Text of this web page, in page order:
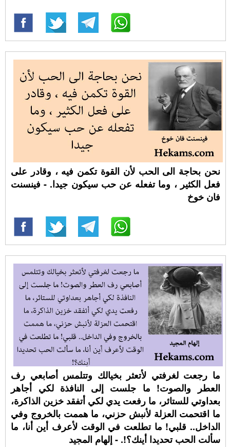
نحن بحاجة الى الحب لأن القوة تكمن فيه ، وقادر على
فعل الكثير ، وما تفعله عن حب سيكون جيدا. - فينسنت
فان خوخ
ما رجعت لغرفتي لأتعثر بخيالك وتتلمس أصابعي رف
العطر والصوت! ما جلست إلى النافذة لكي أجاهر
بعداوتي للستائر، ما رفعت يدي لكي أتفقد خزين الذاكرة،
ما اقتحمت العزلة لأنبش حزني، ما هممت بالخروج وفي
الداخل.. قلبي! ما تطلعت في الوقت لأعرف أين أنا، ما
سألت الحب تحديدا أينك؟!. - إلهام المجيد